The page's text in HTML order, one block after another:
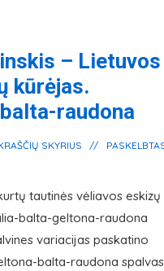
– Lietuvos
kūrėjas.
raudona
SKYRIUS
tautinės vėliavos eskizų
balta-geltona-raudona
variacijas paskatino
balta-raudona spalvas